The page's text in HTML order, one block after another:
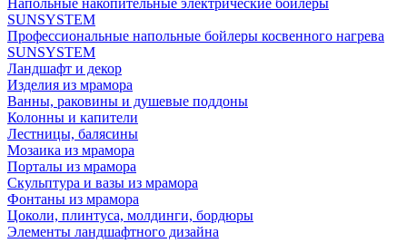
Напольные накопительные электрические бойлеры
SUNSYSTEM
Профессиональные напольные бойлеры косвенного нагрева
SUNSYSTEM
Ландшафт и декор
Изделия из мрамора
Ванны, раковины и душевые поддоны
Колонны и капители
Лестницы, балясины
Мозаика из мрамора
Порталы из мрамора
Скульптура и вазы из мрамора
Фонтаны из мрамора
Цоколи, плинтуса, молдинги, бордюры
Элементы ландшафтного дизайна